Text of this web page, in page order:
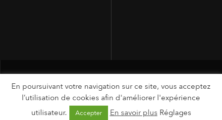
En poursuivant votre navigation sur ce site, vous acceptez
l’utilisation de cookies afin d'améliorer l'expérience
utilisateur.
Accepter En savoir plus Réglages